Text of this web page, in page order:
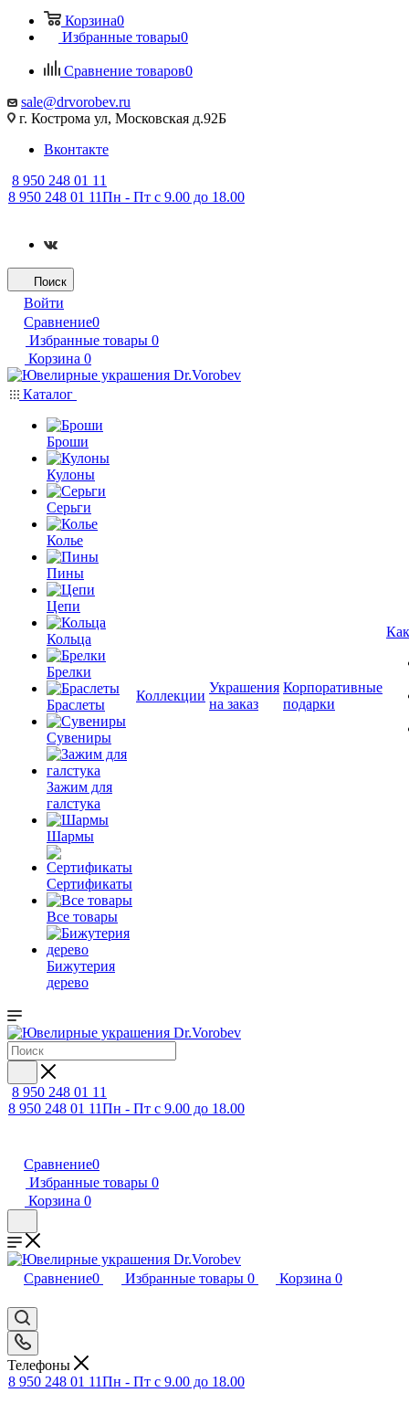
Корзина0
Избранные товары0
Сравнение товаров0
sale@drvorobev.ru
г. Кострома ул, Московская д.92Б
Вконтакте
8 950 248 01 11
8 950 248 01 11Пн - Пт с 9.00 до 18.00
Поиск
Войти
Сравнение0
Избранные товары 0
Корзина 0
Каталог
Броши
Кулоны
Серьги
Колье
Пины
Цепи
Кольца
Брелки
Браслеты
Сувениры
Зажим для
галстука
Шармы
Сертификаты
Все товары
Бижутерия
дерево
Коллекции
Украшения
на заказ
Корпоративные
подарки
8 950 248 01 11
8 950 248 01 11Пн - Пт с 9.00 до 18.00
Сравнение0
Избранные товары 0
Корзина 0
Сравнение0 Избранные товары 0 Корзина 0
Телефоны
8 950 248 01 11Пн - Пт с 9.00 до 18.00